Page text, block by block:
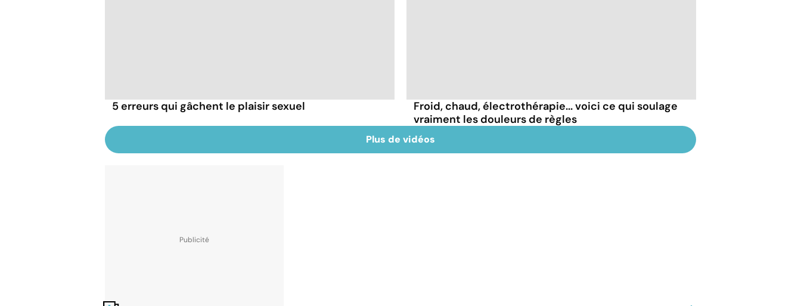
5 erreurs qui gâchent le plaisir sexuel
Froid, chaud, électrothérapie... voici ce qui soulage
vraiment les douleurs de règles
Plus de vidéos